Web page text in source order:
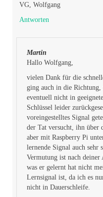
VG, Wolfgang
Antworten
Martin
Hallo Wolfgang,
vielen Dank für die
ging auch in die Richtung,
eventuell nicht in
Schlüssel leider
voreingestelltes Signal
der Tat versucht, ihn über
aber mit Raspberry Pi
lernende Signal auch sehr
Vermutung ist nach deiner
was er gelernt hat nicht
Lernsignal ist, da ich es
nicht in Dauerschleife.